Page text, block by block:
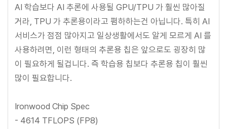
AI 학습보다 AI 추론에 사용될 GPU/TPU 가 훨씬 많아질
거라, TPU 가 추론용이라고 폄하하는건 아닙니다. 특히 AI
서비스가 점점 많아지고 일상생활에서도 알게 모르게 AI 를
사용하려면, 이런 형태의 추론용 칩은 앞으로도 굉장히 많
이 필요하게 될겁니다. 즉 학습용 칩보다 추론용 칩이 훨씬
많이 필요합니다.
Ironwood Chip Spec
- 4614 TFLOPS (FP8)